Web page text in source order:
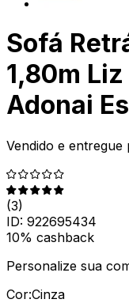
Sofá
1,80m
Adonai
Vendido e entregue
(3)
ID: 922695434
10% cashback
Personalize sua
Cor:Cinza